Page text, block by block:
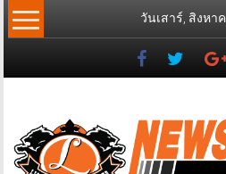
Skip
to
วันเสาร์, สิงหา
News
Freelancer